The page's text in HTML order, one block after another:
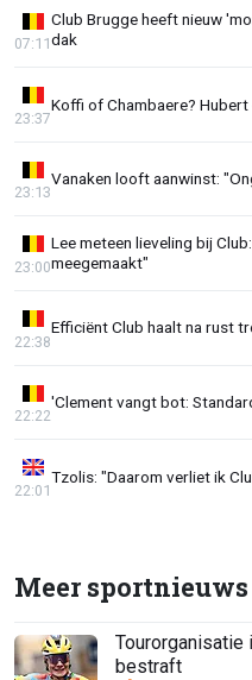
Club Brugge heeft nieuw
dak
07:11
Koffi of Chambaere?
23:37
Vanaken looft aanwinst:
23:13
Lee meteen lieveling bij
meegemaakt"
23:00
Efficiënt Club haalt na rust
22:38
'Clement vangt bot:
22:22
Tzolis: "Daarom verliet ik
22:01
Meer sportnieuws
Tourorganisatie
bestraft